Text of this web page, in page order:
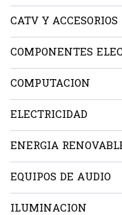
CATV Y ACCESORIOS
COMPONENTES
COMPUTACION
ELECTRICIDAD
ENERGIA
EQUIPOS DE AUDIO
ILUMINACION